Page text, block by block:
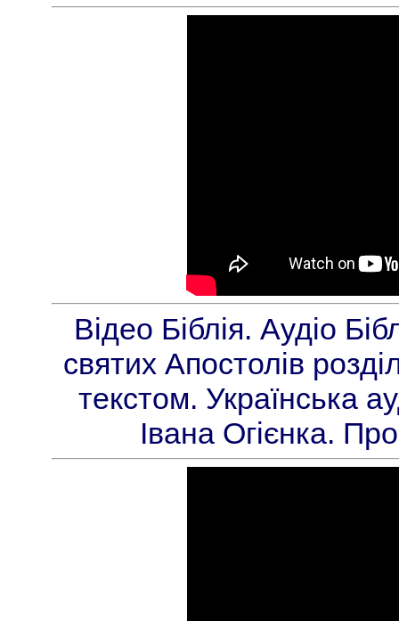
Відео Біблія. Аудіо
святих Апостолів
текстом. Українська
Івана Огієнка.